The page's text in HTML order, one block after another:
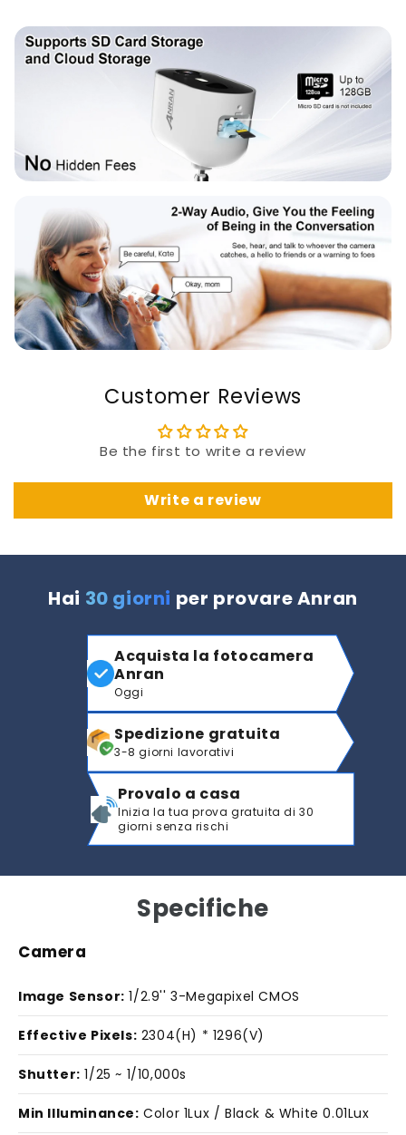
Customer Reviews
Be the first to write a review
Write a review
Hai 30 giorni per provare Anran
Acquista la fotocamera
Anran
Oggi
Spedizione gratuita
3-8 giorni lavorativi
Provalo a casa
Inizia la tua prova gratuita di 30
giorni senza rischi
Specifiche
Camera
Image Sensor: 1/2.9'' 3-Megapixel CMOS
Effective Pixels: 2304(H) * 1296(V)
Shutter: 1/25 ~ 1/10,000s
Min Illuminance: Color 1Lux / Black & White 0.01Lux